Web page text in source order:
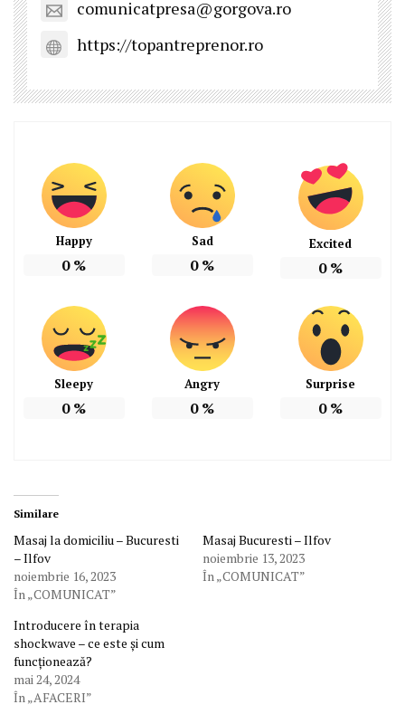
comunicatpresa@gorgova.ro
https://topantreprenor.ro
Happy
0%
Sad
0%
Excited
0%
Sleepy
0%
Angry
0%
Surprise
0%
Similare
Masaj la domiciliu – Bucuresti
– Ilfov
noiembrie 16, 2023
În „COMUNICAT”
Masaj Bucuresti – Ilfov
noiembrie 13, 2023
În „COMUNICAT”
Introducere în terapia
shockwave – ce este și cum
funcționează?
mai 24, 2024
În „AFACERI”